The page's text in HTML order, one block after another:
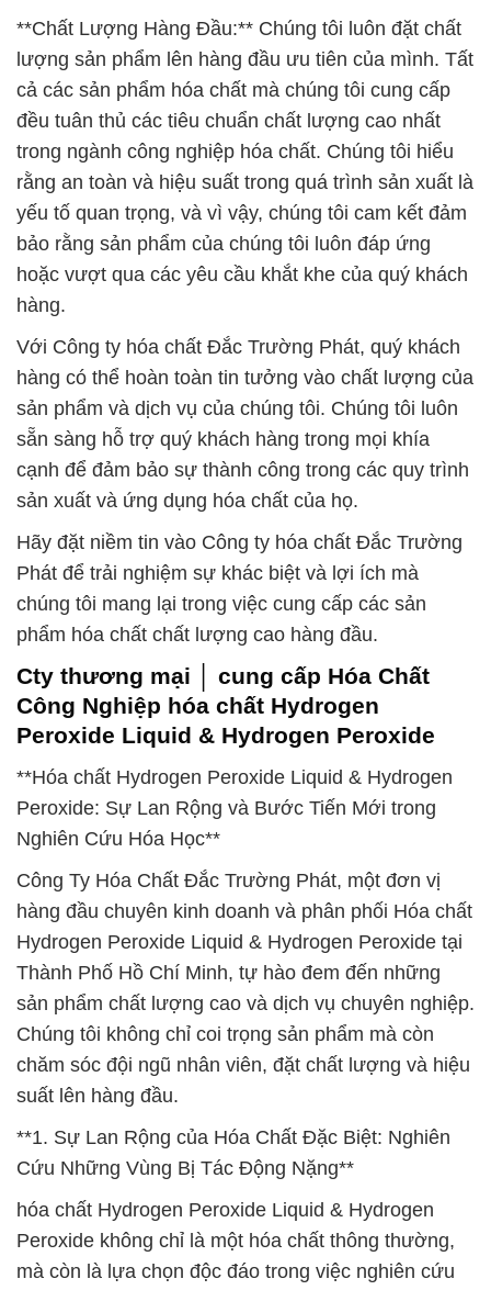
**Chất Lượng Hàng Đầu:** Chúng tôi luôn đặt chất
lượng sản phẩm lên hàng đầu ưu tiên của mình. Tất
cả các sản phẩm hóa chất mà chúng tôi cung cấp
đều tuân thủ các tiêu chuẩn chất lượng cao nhất
trong ngành công nghiệp hóa chất. Chúng tôi hiểu
rằng an toàn và hiệu suất trong quá trình sản xuất là
yếu tố quan trọng, và vì vậy, chúng tôi cam kết đảm
bảo rằng sản phẩm của chúng tôi luôn đáp ứng
hoặc vượt qua các yêu cầu khắt khe của quý khách
hàng.
Với Công ty hóa chất Đắc Trường Phát, quý khách
hàng có thể hoàn toàn tin tưởng vào chất lượng của
sản phẩm và dịch vụ của chúng tôi. Chúng tôi luôn
sẵn sàng hỗ trợ quý khách hàng trong mọi khía
cạnh để đảm bảo sự thành công trong các quy trình
sản xuất và ứng dụng hóa chất của họ.
Hãy đặt niềm tin vào Công ty hóa chất Đắc Trường
Phát để trải nghiệm sự khác biệt và lợi ích mà
chúng tôi mang lại trong việc cung cấp các sản
phẩm hóa chất chất lượng cao hàng đầu.
Cty thương mại │ cung cấp Hóa Chất
Công Nghiệp hóa chất Hydrogen
Peroxide Liquid & Hydrogen Peroxide
**Hóa chất Hydrogen Peroxide Liquid & Hydrogen
Peroxide: Sự Lan Rộng và Bước Tiến Mới trong
Nghiên Cứu Hóa Học**
Công Ty Hóa Chất Đắc Trường Phát, một đơn vị
hàng đầu chuyên kinh doanh và phân phối Hóa chất
Hydrogen Peroxide Liquid & Hydrogen Peroxide tại
Thành Phố Hồ Chí Minh, tự hào đem đến những
sản phẩm chất lượng cao và dịch vụ chuyên nghiệp.
Chúng tôi không chỉ coi trọng sản phẩm mà còn
chăm sóc đội ngũ nhân viên, đặt chất lượng và hiệu
suất lên hàng đầu.
**1. Sự Lan Rộng của Hóa Chất Đặc Biệt: Nghiên
Cứu Những Vùng Bị Tác Động Nặng**
hóa chất Hydrogen Peroxide Liquid & Hydrogen
Peroxide không chỉ là một hóa chất thông thường,
mà còn là lựa chọn độc đáo trong việc nghiên cứu